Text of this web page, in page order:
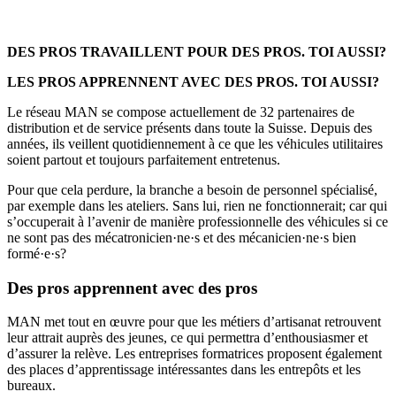
DES PROS TRAVAILLENT POUR DES PROS. TOI AUSSI?
LES PROS APPRENNENT AVEC DES PROS. TOI AUSSI?
Le réseau MAN se compose actuellement de 32 partenaires de
distribution et de service présents dans toute la Suisse. Depuis des
années, ils veillent quotidiennement à ce que les véhicules utilitaires
soient partout et toujours parfaitement entretenus.
Pour que cela perdure, la branche a besoin de personnel spécialisé,
par exemple dans les ateliers. Sans lui, rien ne fonctionnerait; car qui
s’occuperait à l’avenir de manière professionnelle des véhicules si ce
ne sont pas des mécatronicien·ne·s et des mécanicien·ne·s bien
formé·e·s?
Des pros apprennent avec des pros
MAN met tout en œuvre pour que les métiers d’artisanat retrouvent
leur attrait auprès des jeunes, ce qui permettra d’enthousiasmer et
d’assurer la relève. Les entreprises formatrices proposent également
des places d’apprentissage intéressantes dans les entrepôts et les
bureaux.